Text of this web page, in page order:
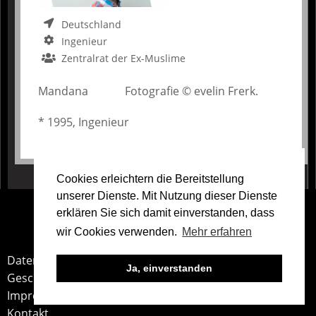
Cookies erleichtern die Bereitstellung
unserer Dienste. Mit Nutzung dieser Dienste
erklären Sie sich damit einverstanden, dass
wir Cookies verwenden. Mehr erfahren
Ja, einverstanden
Deutschland
Ingenieur
Zentralrat der Ex-Muslime
Mandana Fotografie © evelin Frerk.
* 1995, Ingenieur
unsere
Service
Datenschutz
Geschäftsbedingungen
Impressum